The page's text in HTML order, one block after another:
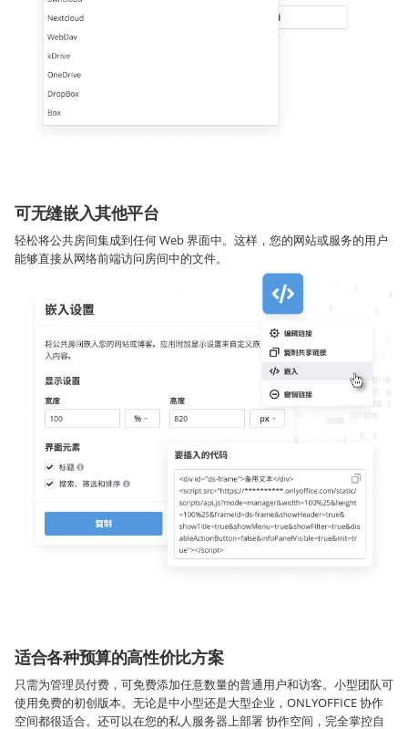
可无缝嵌入其他平台
轻松将公共房间集成到任何 Web 界面中。这样，您的网站或服务的用户
能够直接从网络前端访问房间中的文件。
适合各种预算的高性价比方案
只需为管理员付费，可免费添加任意数量的普通用户和访客。小型团队可
使用免费的初创版本。无论是中小型还是大型企业，ONLYOFFICE 协作
空间都很适合。还可以在您的私人服务器上部署 协作空间，完全掌控自